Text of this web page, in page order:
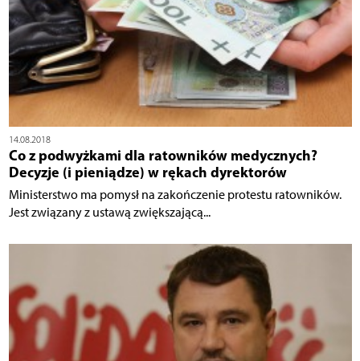
14.08.2018
Co z podwyżkami dla ratowników medycznych?
Decyzje (i pieniądze) w rękach dyrektorów
Ministerstwo ma pomysł na zakończenie protestu ratowników.
Jest związany z ustawą zwiększającą...